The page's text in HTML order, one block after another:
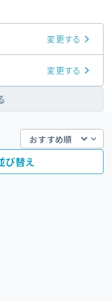
変更する
変更する
び替え